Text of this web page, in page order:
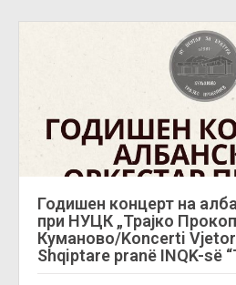
Годишен концерт на
при НУЦК „Трајко
Куманово/Koncerti
Shqiptare pranë INQK-së